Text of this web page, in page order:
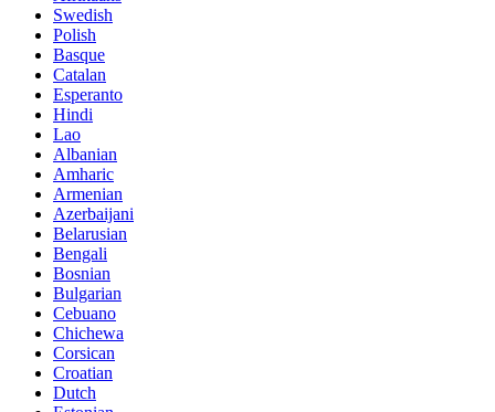
Swedish
Polish
Basque
Catalan
Esperanto
Hindi
Lao
Albanian
Amharic
Armenian
Azerbaijani
Belarusian
Bengali
Bosnian
Bulgarian
Cebuano
Chichewa
Corsican
Croatian
Dutch